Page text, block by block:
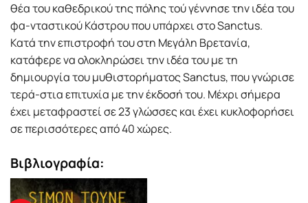
θέα του καθεδρικού της πόλης τού γέννησε την ιδέα του
φα-νταστικού Κάστρου που υπάρχει στο Sanctus.
Κατά την επιστροφή του στη Μεγάλη Βρετανία,
κατάφερε να ολοκληρώσει την ιδέα του µε τη
δηµιουργία του µυθιστορήµατος Sanctus, που γνώρισε
τερά-στια επιτυχία µε την έκδοσή του. Μέχρι σήµερα
έχει µεταφραστεί σε 23 γλώσσες και έχει κυκλοφορήσει
σε περισσότερες από 40 χώρες.
Βιβλιογραφία: